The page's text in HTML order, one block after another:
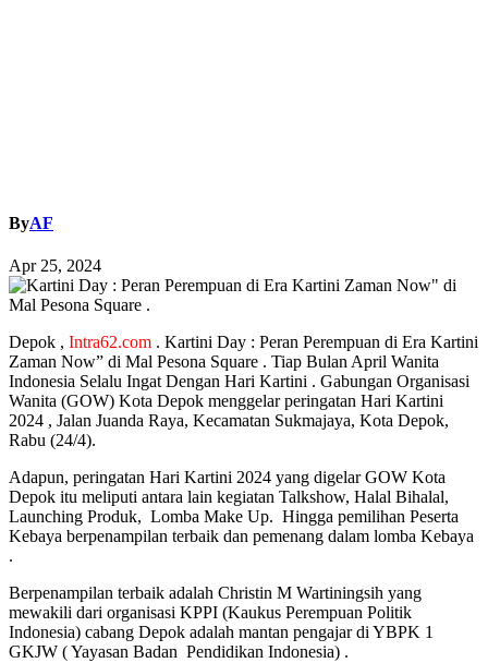
ByAF
Apr 25, 2024
Depok , Intra62.com . Kartini Day : Peran Perempuan di Era Kartini
Zaman Now” di Mal Pesona Square . Tiap Bulan April Wanita
Indonesia Selalu Ingat Dengan Hari Kartini . Gabungan Organisasi
Wanita (GOW) Kota Depok menggelar peringatan Hari Kartini
2024 , Jalan Juanda Raya, Kecamatan Sukmajaya, Kota Depok,
Rabu (24/4).
Adapun, peringatan Hari Kartini 2024 yang digelar GOW Kota
Depok itu meliputi antara lain kegiatan Talkshow, Halal Bihalal,
Launching Produk, Lomba Make Up. Hingga pemilihan Peserta
Kebaya berpenampilan terbaik dan pemenang dalam lomba Kebaya
.
Berpenampilan terbaik adalah Christin M Wartiningsih yang
mewakili dari organisasi KPPI (Kaukus Perempuan Politik
Indonesia) cabang Depok adalah mantan pengajar di YBPK 1
GKJW ( Yayasan Badan Pendidikan Indonesia) .